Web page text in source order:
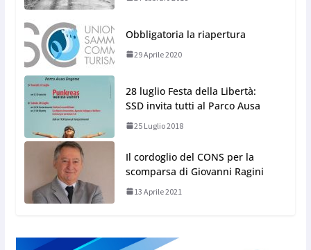
Obbligatoria la riapertura
29 Aprile 2020
28 luglio Festa della Libertà:
SSD invita tutti al Parco Ausa
25 Luglio 2018
Il cordoglio del CONS per la
scomparsa di Giovanni Ragini
13 Aprile 2021